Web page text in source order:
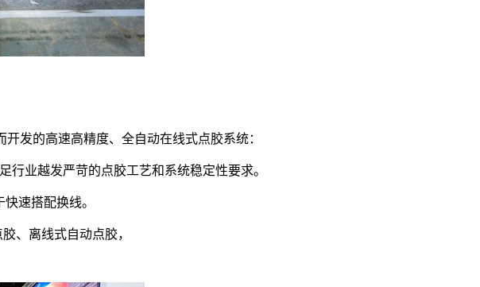
发的高速高精度、全自动在线式点胶系统：
行业越发严苛的点胶工艺和系统稳定性要求。
速搭配换线。
、离线式自动点胶，